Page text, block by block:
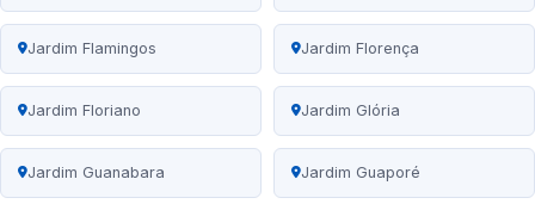
Jardim Flamingos Jardim Florença
Jardim Floriano Jardim Glória
Jardim Guanabara Jardim Guaporé